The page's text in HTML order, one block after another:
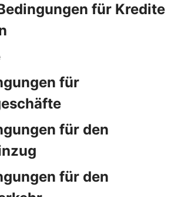
für Kredite
für
für den
für den